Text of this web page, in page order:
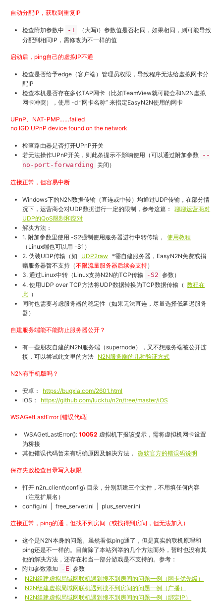
自动分配IP，获取到重复IP
检查附加参数中 -I
（大写i）参数值是否相同，如果相同，则可能导致
分配到相同IP，需修改为不一样的值
启动后，ping自己的虚拟IP不通
检查是否给予edge（客户端）管理员权限，导致程序无法给虚拟网卡分
配IP
检查本机是否存在多张TAP网卡（比如TeamView就可能会和N2N虚拟
网卡冲突），使用 -d “网卡名称” 来指定EasyN2N使用的网卡
UPnP、NAT-PMP……failed
no IGD UPnP device found on the network
检查路由器是否打开UPnP开关
若无法操作UPnP开关，则此条提示不影响使用（可以通过附加参数 --
no-port-forwarding 关闭）
连接正常，但容易中断
Windows下的N2N数据传输（直连或中转）均通过UDP传输，在部分情
况下，运营商会对UDP数据进行一定的限制，参考这篇：
聊聊运营商对
UDP的QoS限制和应对
解决方法：
1. 附加参数里使用 -S2强制使用服务器进行中转传输，
使用教程
（Linux端也可以用 -S1）
2. 伪装UDP传输（如
UDP2raw *需自建服务器，EasyN2N免费或捐
赠服务器暂不支持（不限流量服务器后续会支持）
3. 通过Linux中转（Linux支持N2N的TCP传输 -S2 参数）
4. 使用UDP over TCP方法将UDP数据转换为TCP数据传输（ 教程在
此 ）
同时也需要考虑服务器的稳定性（如果无法直连，尽量选择低延迟服务
器）
自建服务端能不能防止服务器公开？
有一些朋友自建的N2N服务端（supernode），又不想服务端被公开连
接，可以尝试此文里的方法 N2N服务端的几种验证方式
N2N有手机版吗？
安卓：
https://bugxia.com/2601.html
iOS：
https://github.com/lucktu/n2n/tree/master/iOS
WSAGetLastError [错误代码]
WSAGetLastError():10052 虚拟机下报该提示，需将虚拟机网卡设置
为桥接
其他错误代码暂未有明确原因及解决方法，
微软官方的错误码说明
保存失败检查目录写入权限
打开 n2n_client\config\ 目录，分别新建三个文件，不用填任何内容
（注意扩展名）
config.ini | free_server.ini | plus_server.ini
连接正常，ping的通，但找不到房间（或找得到房间，但无法加入）
这个是N2N本身的问题。虽然看似ping通了，但是真实的联机原理和
ping还是不一样的。目前除了本站列举的几个方法而外，暂时也没有其
他的解决方法，还存在相当一部分游戏是不支持的。参考：
附加参数添加
-E 参数
N2N组建虚拟局域网联机遇到搜不到房间的问题一例（网卡优先级）
N2N组建虚拟局域网联机遇到搜不到房间的问题一例（广播）
N2N组建虚拟局域网联机遇到搜不到房间的问题一例（绑定IP）